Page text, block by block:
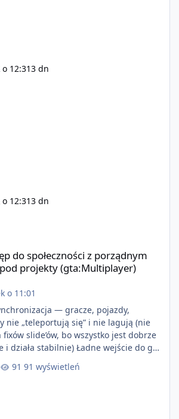
12:313 dn
12:313 dn
do społeczności z porządnym
projekty (gta:Multiplayer)
o 11:01
— gracze, pojazdy,
nie „teleportują się” i nie lagują (nie
slide’ów, bo wszystko jest dobrze
Ładne wejście do gry
poziomie multiplayera Wygodne
i skryptów (wsparcie C# / JS /
91 wyświetleń